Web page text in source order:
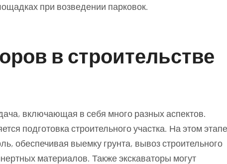
при возведении парковок.
в строительстве
включающая в себя много разных аспектов.
подготовка строительного участка. На этом этапе
обеспечивая выемку грунта, вывоз строительного
материалов. Также экскаваторы могут